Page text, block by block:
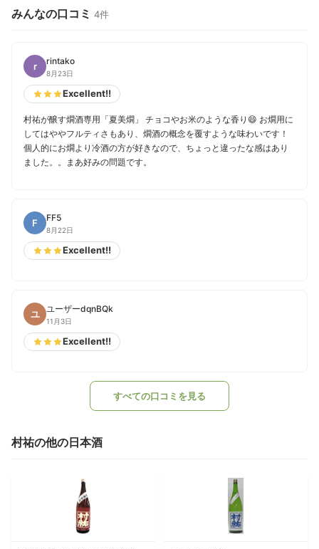
みんなの口コミ 4件
r rintako
8月23日
Excellent!!
村祐が醸す燗酒専用「夏美燗」 チョコやお米のような香り😄 お燗用に
してはややフルティさもあり、燗酒の概念を覆すような味わいです！
個人的にお燗より冷酒の方が好きなので、ちょっと違ったな感はあり
ました。。まあ好みの問題です。
F FF5
8月22日
Excellent!!
ユ ユーザーdqnBQk
11月3日
Excellent!!
すべての口コミを見る
村祐の他の日本酒